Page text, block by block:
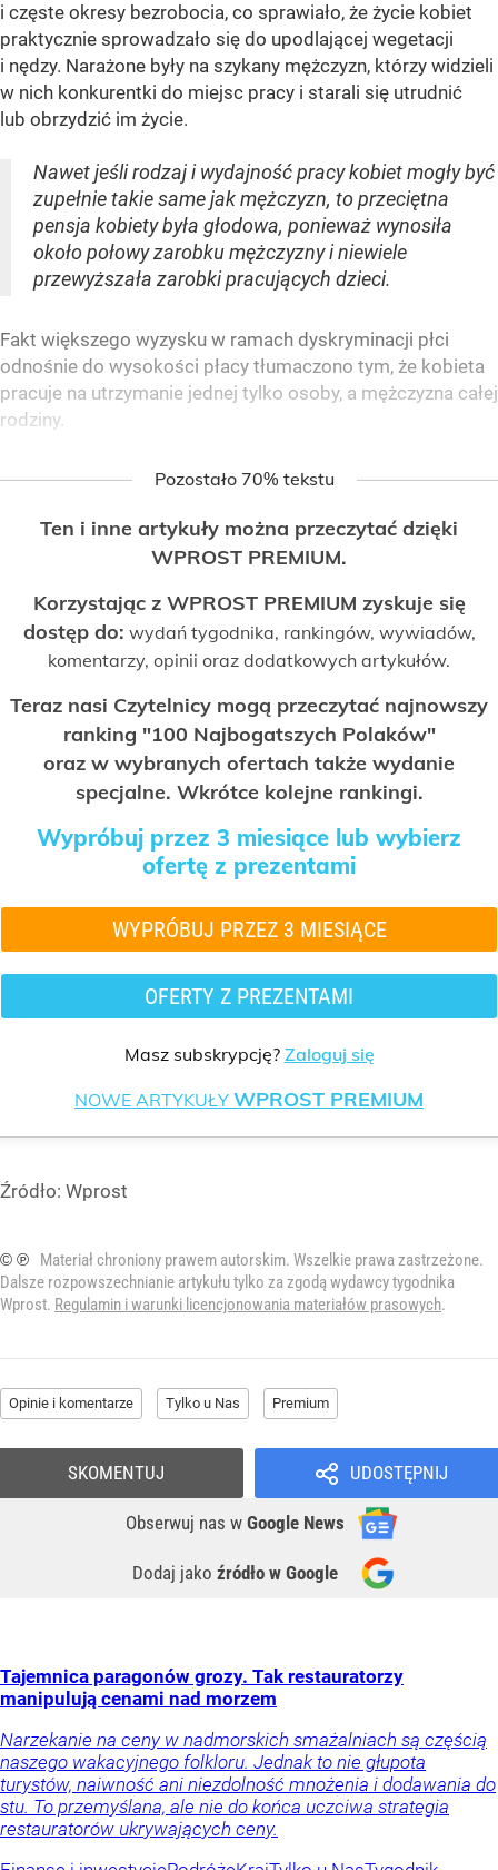
i częste okresy bezrobocia, co sprawiało, że życie kobiet
praktycznie sprowadzało się do upodlającej wegetacji
i nędzy. Narażone były na szykany mężczyzn, którzy widzieli
w nich konkurentki do miejsc pracy i starali się utrudnić
lub obrzydzić im życie.
Nawet jeśli rodzaj i wydajność pracy kobiet mogły być
zupełnie takie same jak mężczyzn, to przeciętna
pensja kobiety była głodowa, ponieważ wynosiła
około połowy zarobku mężczyzny i niewiele
przewyższała zarobki pracujących dzieci.
Fakt większego wyzysku w ramach dyskryminacji płci
odnośnie do wysokości płacy tłumaczono tym, że kobieta
pracuje na utrzymanie jednej tylko osoby, a mężczyzna całej
rodziny.
Pozostało 70% tekstu
Ten i inne artykuły można przeczytać dzięki
WPROST PREMIUM.
Korzystając z WPROST PREMIUM zyskuje się
dostęp do: wydań tygodnika, rankingów, wywiadów,
komentarzy, opinii oraz dodatkowych artykułów.
Teraz nasi Czytelnicy mogą przeczytać najnowszy
ranking "100 Najbogatszych Polaków"
oraz w wybranych ofertach także wydanie
specjalne. Wkrótce kolejne rankingi.
Wypróbuj przez 3 miesiące lub wybierz
ofertę z prezentami
WYPRÓBUJ PRZEZ 3 MIESIĄCE
OFERTY Z PREZENTAMI
Masz subskrypcję? Zaloguj się
NOWE ARTYKUŁY WPROST PREMIUM
Źródło: Wprost
© ℗
Materiał chroniony prawem autorskim. Wszelkie prawa zastrzeżone.
Dalsze rozpowszechnianie artykułu tylko za zgodą wydawcy tygodnika
Wprost. Regulamin i warunki licencjonowania materiałów prasowych.
Opinie i komentarze Tylko u Nas Premium
UDOSTĘPNIJ
Obserwuj nas w Google News
Dodaj jako źródło w Google
SKOMENTUJ
Tajemnica paragonów grozy. Tak restauratorzy
manipulują cenami nad morzem
Narzekanie na ceny w nadmorskich smażalniach są częścią
naszego wakacyjnego folkloru. Jednak to nie głupota
turystów, naiwność ani niezdolność mnożenia i dodawania do
stu. To przemyślana, ale nie do końca uczciwa strategia
restauratorów ukrywających ceny.